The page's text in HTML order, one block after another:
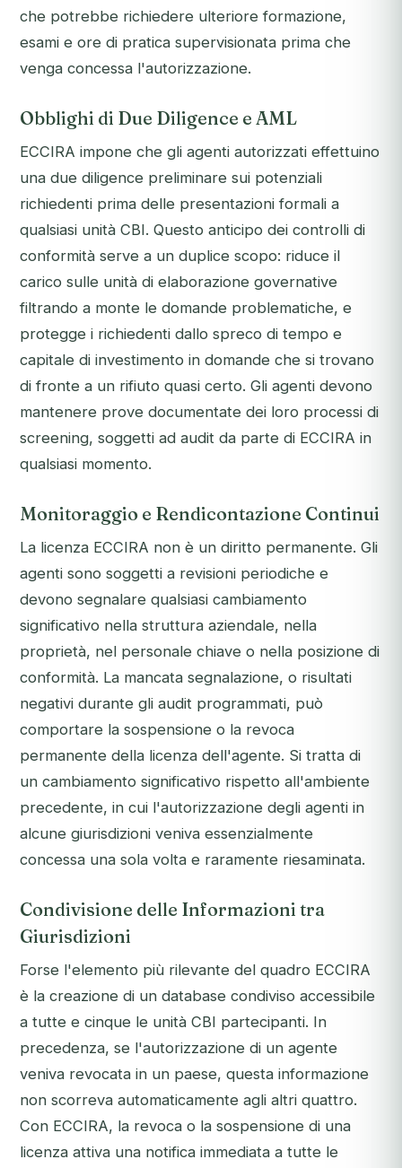
che potrebbe richiedere ulteriore formazione,
esami e ore di pratica supervisionata prima che
venga concessa l'autorizzazione.
Obblighi di Due Diligence e AML
ECCIRA impone che gli agenti autorizzati effettuino
una due diligence preliminare sui potenziali
richiedenti prima delle presentazioni formali a
qualsiasi unità CBI. Questo anticipo dei controlli di
conformità serve a un duplice scopo: riduce il
carico sulle unità di elaborazione governative
filtrando a monte le domande problematiche, e
protegge i richiedenti dallo spreco di tempo e
capitale di investimento in domande che si trovano
di fronte a un rifiuto quasi certo. Gli agenti devono
mantenere prove documentate dei loro processi di
screening, soggetti ad audit da parte di ECCIRA in
qualsiasi momento.
Monitoraggio e Rendicontazione Continui
La licenza ECCIRA non è un diritto permanente. Gli
agenti sono soggetti a revisioni periodiche e
devono segnalare qualsiasi cambiamento
significativo nella struttura aziendale, nella
proprietà, nel personale chiave o nella posizione di
conformità. La mancata segnalazione, o risultati
negativi durante gli audit programmati, può
comportare la sospensione o la revoca
permanente della licenza dell'agente. Si tratta di
un cambiamento significativo rispetto all'ambiente
precedente, in cui l'autorizzazione degli agenti in
alcune giurisdizioni veniva essenzialmente
concessa una sola volta e raramente riesaminata.
Condivisione delle Informazioni tra
Giurisdizioni
Forse l'elemento più rilevante del quadro ECCIRA
è la creazione di un database condiviso accessibile
a tutte e cinque le unità CBI partecipanti. In
precedenza, se l'autorizzazione di un agente
veniva revocata in un paese, questa informazione
non scorreva automaticamente agli altri quattro.
Con ECCIRA, la revoca o la sospensione di una
licenza attiva una notifica immediata a tutte le